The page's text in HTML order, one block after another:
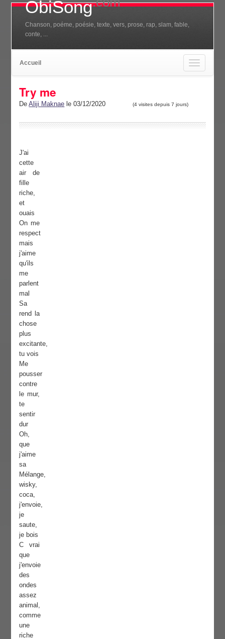
ObiSong
Chanson, poéme, poésie, texte, vers, prose, rap, slam, fable,
conte, ...
Toggle
navigation
Accueil
Try me
DeAliji Maknae le 03/12/2020 (4 visites depuis 7 jours)
J'ai
cette
air de
fille
riche,
et
ouais
On me
respect
mais
j'aime
qu'ils
me
parlent
mal
Sa
rend la
chose
plus
excitante,
tu vois
Me
pousser
contre
le mur,
te
sentir
dur
Oh,
que
j'aime
sa
Mélange,
wisky,
coca,
j'envoie,
je
saute,
je bois
C vrai
que
j'envoie
des
ondes
assez
animal,
comme
une
riche